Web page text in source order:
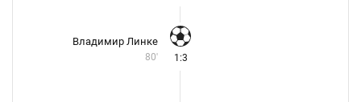
Владимир Линке
80' 1:3